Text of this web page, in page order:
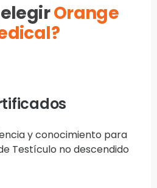
Orange
y conocimiento para
Testículo no descendido